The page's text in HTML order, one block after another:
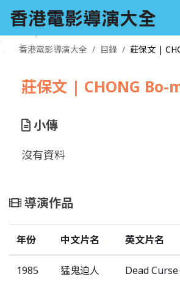
香港電影導演大全 目錄 莊保文 |
莊保文 | CHONG Bo-
小傳
沒有資料
導演作品
年份 中文片名 英文片名
1985 猛鬼迫人 Dead Curse